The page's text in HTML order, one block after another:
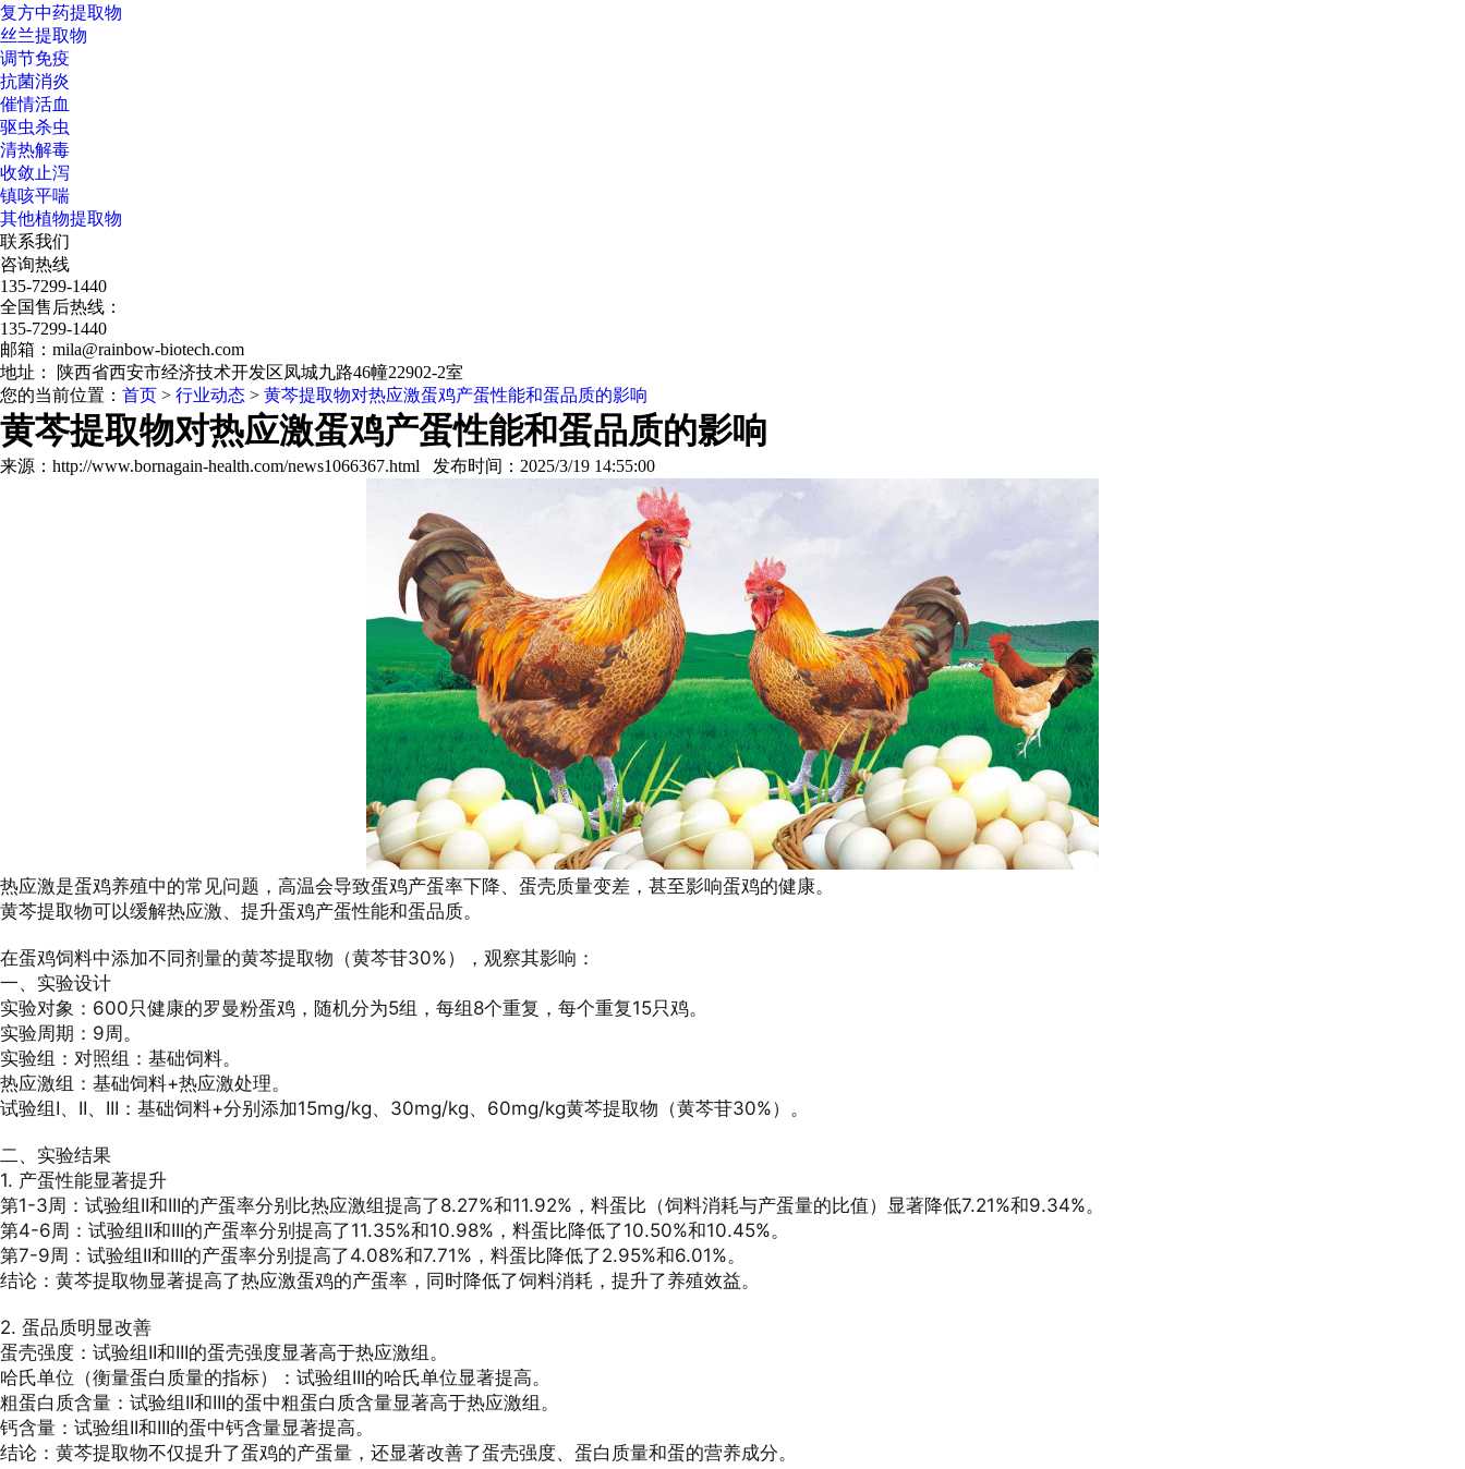
复方中药提取物
丝兰提取物
调节免疫
抗菌消炎
催情活血
驱虫杀虫
清热解毒
收敛止泻
镇咳平喘
其他植物提取物
联系我们
咨询热线
135-7299-1440
全国售后热线：
135-7299-1440
邮箱：mila@rainbow-biotech.com
地址： 陕西省西安市经济技术开发区凤城九路46幢22902-2室
您的当前位置： 首页 > 行业动态 > 黄芩提取物对热应激蛋鸡产蛋性能和蛋品质的影响
黄芩提取物对热应激蛋鸡产蛋性能和蛋品质的影响
来源：http://www.bornagain-health.com/news1066367.html 发布时间：2025/3/19 14:55:00
热应激是蛋鸡养殖中的常见问题，高温会导致蛋鸡产蛋率下降、蛋壳质量变差，甚至影响蛋鸡的健康。
黄芩提取物可以缓解热应激、提升蛋鸡产蛋性能和蛋品质。
在蛋鸡饲料中添加不同剂量的黄芩提取物（黄芩苷30%），观察其影响：
一、实验设计
实验对象：600只健康的罗曼粉蛋鸡，随机分为5组，每组8个重复，每个重复15只鸡。
实验周期：9周。
实验组：对照组：基础饲料。
热应激组：基础饲料+热应激处理。
试验组I、II、III：基础饲料+分别添加15mg/kg、30mg/kg、60mg/kg黄芩提取物（黄芩苷30%）。
二、实验结果
1. 产蛋性能显著提升
第1-3周：试验组II和III的产蛋率分别比热应激组提高了8.27%和11.92%，料蛋比（饲料消耗与产蛋量的比值）显著降低7.21%和9.34%。
第4-6周：试验组II和III的产蛋率分别提高了11.35%和10.98%，料蛋比降低了10.50%和10.45%。
第7-9周：试验组II和III的产蛋率分别提高了4.08%和7.71%，料蛋比降低了2.95%和6.01%。
结论：黄芩提取物显著提高了热应激蛋鸡的产蛋率，同时降低了饲料消耗，提升了养殖效益。
2. 蛋品质明显改善
蛋壳强度：试验组II和III的蛋壳强度显著高于热应激组。
哈氏单位（衡量蛋白质量的指标）：试验组III的哈氏单位显著提高。
粗蛋白质含量：试验组II和III的蛋中粗蛋白质含量显著高于热应激组。
钙含量：试验组II和III的蛋中钙含量显著提高。
结论：黄芩提取物不仅提升了蛋鸡的产蛋量，还显著改善了蛋壳强度、蛋白质量和蛋的营养成分。